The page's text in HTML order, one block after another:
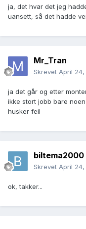
ja, det hvar det jeg
uansett, så det hadde
Mr_Tran
Skrevet April 24,
ja det går og etter
ikke stort jobb bare
husker feil
biltema2000
Skrevet April 24,
ok, takker...